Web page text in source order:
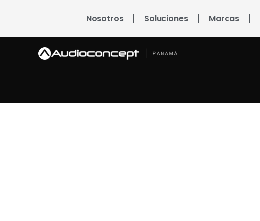
Nosotros Soluciones Marcas